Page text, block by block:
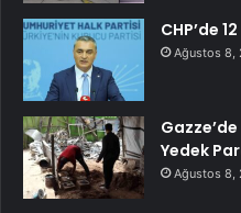
CHP’de
Ağustos 8,
Yedek
Ağustos 8,